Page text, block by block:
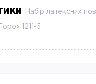
Набір латексних
1211-5